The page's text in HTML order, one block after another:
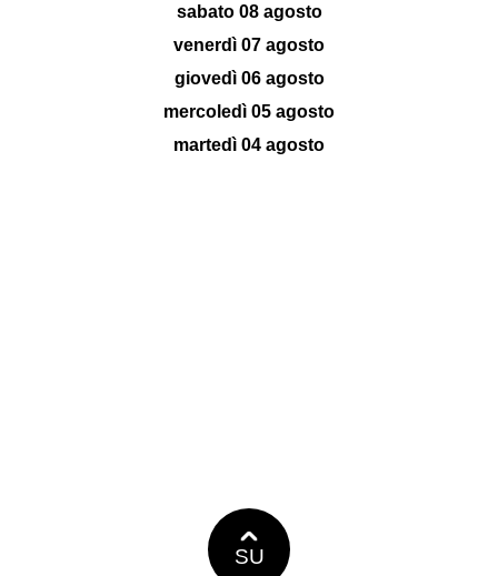
sabato 08 agosto
venerdì 07 agosto
giovedì 06 agosto
mercoledì 05 agosto
martedì 04 agosto
SU